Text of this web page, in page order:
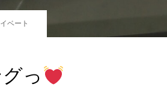
ベート
っ